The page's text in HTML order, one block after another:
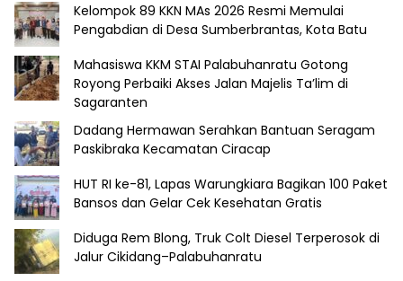
Kelompok 89 KKN MAs 2026 Resmi Memulai
Pengabdian di Desa Sumberbrantas, Kota Batu
Mahasiswa KKM STAI Palabuhanratu Gotong
Royong Perbaiki Akses Jalan Majelis Ta’lim di
Sagaranten
Dadang Hermawan Serahkan Bantuan Seragam
Paskibraka Kecamatan Ciracap
HUT RI ke-81, Lapas Warungkiara Bagikan 100 Paket
Bansos dan Gelar Cek Kesehatan Gratis
Diduga Rem Blong, Truk Colt Diesel Terperosok di
Jalur Cikidang–Palabuhanratu